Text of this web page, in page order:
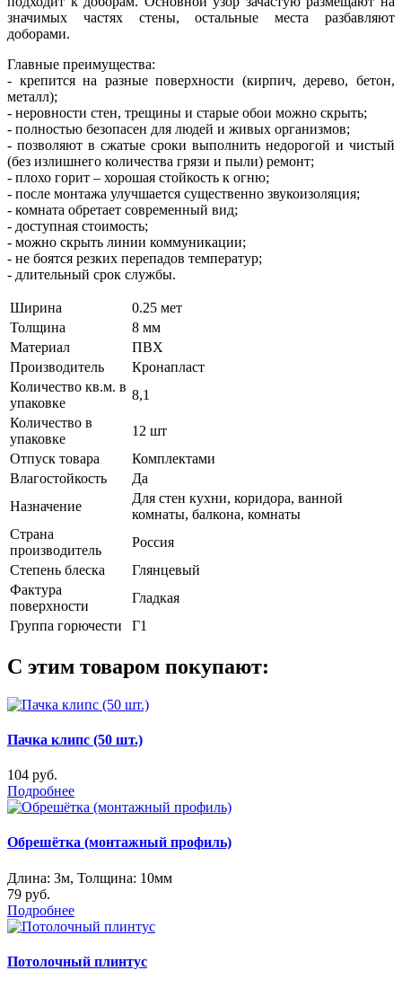
значимых частях стены, остальные места разбавляют
доборами.
Главные преимущества:
- крепится на разные поверхности (кирпич, дерево, бетон,
металл);
- неровности стен, трещины и старые обои можно скрыть;
- полностью безопасен для людей и живых организмов;
- позволяют в сжатые сроки выполнить недорогой и чистый
(без излишнего количества грязи и пыли) ремонт;
- плохо горит – хорошая стойкость к огню;
- после монтажа улучшается существенно звукоизоляция;
- комната обретает современный вид;
- доступная стоимость;
- можно скрыть линии коммуникации;
- не боятся резких перепадов температур;
- длительный срок службы.
Ширина
0.25 мет
Толщина
8 мм
Материал
ПВХ
Производитель
Кронапласт
Количество кв.м. в
упаковке
8,1
Количество в
упаковке
12 шт
Отпуск товара
Комплектами
Влагостойкость
Да
Назначение
Для стен кухни, коридора, ванной
комнаты, балкона, комнаты
Страна
производитель
Россия
Степень блеска
Глянцевый
Фактура
поверхности
Гладкая
Группа горючести
Г1
С этим товаром покупают:
Пачка клипс (50 шт.)
104 руб.
Подробнее
Обрешётка (монтажный профиль)
Длина: 3м, Толщина: 10мм
79 руб.
Подробнее
Потолочный плинтус